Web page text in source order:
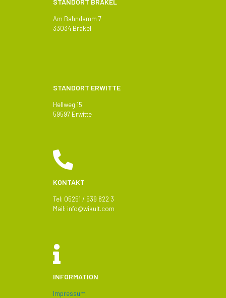
Am Bahndamm 7
33034 Brakel
STANDORT ERWITTE
Hellweg 15
59597 Erwitte
KONTAKT
Tel: 05251 / 539 822 3
Mail: info@wikult.com
INFORMATION
Impressum